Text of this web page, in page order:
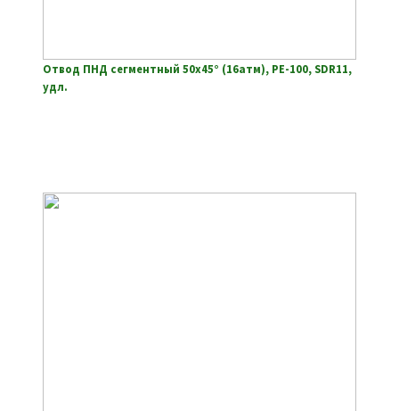
Отвод ПНД сегментный 50х45° (16атм), РЕ-100, SDR11,
удл.